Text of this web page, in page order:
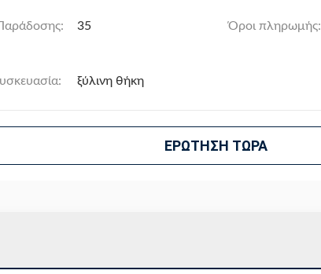
35 Όροι πληρωμής:
ξύλινη θήκη
ΕΡΏΤΗΣΗ ΤΏΡΑ